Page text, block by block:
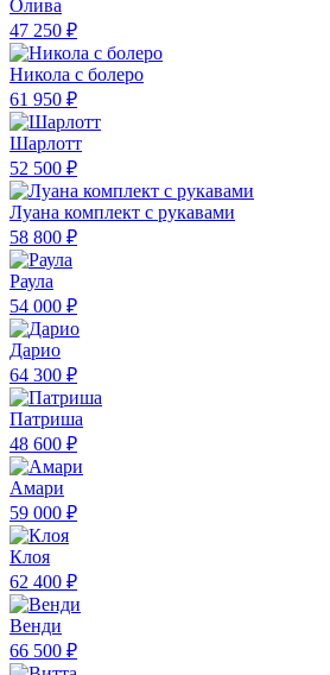
Олива
47 250 ₽
Никола с болеро
61 950 ₽
Шарлотт
52 500 ₽
Луана комплект с рукавами
58 800 ₽
Раула
54 000 ₽
Дарио
64 300 ₽
Патриша
48 600 ₽
Амари
59 000 ₽
Клоя
62 400 ₽
Венди
66 500 ₽